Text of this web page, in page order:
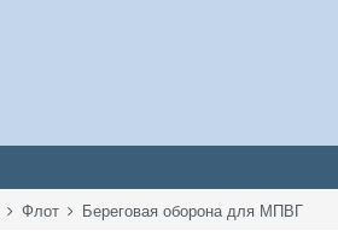
Флот Береговая оборона для МПВГ